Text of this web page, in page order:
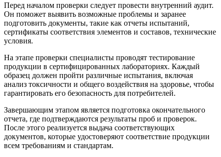
Перед началом проверки следует провести внутренний аудит.
Он поможет выявить возможные проблемы и заранее
подготовить документы, такие как отчеты испытаний,
сертификаты соответствия элементов и составов, технические
условия.
На этапе проверки специалисты проводят тестирование
продукции в сертифицированных лабораториях. Каждый
образец должен пройти различные испытания, включая
анализ токсичности и общего воздействия на здоровье, чтобы
гарантировать его безопасность для потребителей.
Завершающим этапом является подготовка окончательного
отчета, где подтверждаются результаты проб и проверок.
После этого реализуется выдача соответствующих
документов, которые удостоверяют соответствие продукции
всем требованиям и стандартам.